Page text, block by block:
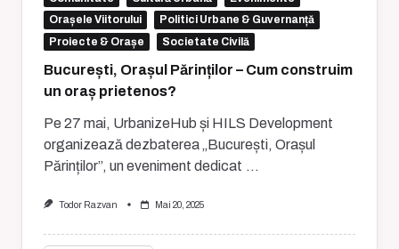
Orașele Viitorului
Politici Urbane & Guvernanță
Proiecte & Orașe
Societate Civilă
București, Orașul Părinților – Cum construim
un oraș prietenos?
Pe 27 mai, UrbanizeHub și HILS Development
organizează dezbaterea „București, Orașul
Părinților”, un eveniment dedicat ...
Todor Razvan Mai 20, 2025